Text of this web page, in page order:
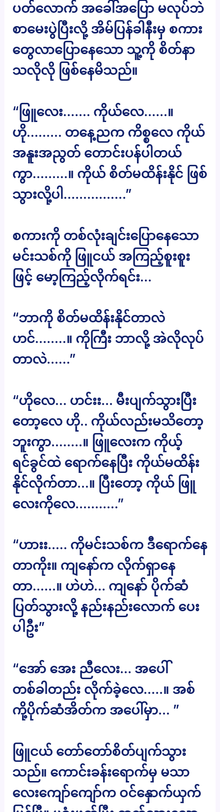
ပတ်လောက် အခေါ်အပြော မလုပ်ဘဲ
စာမေးပွဲပြီးလို့ အိမ်ပြန်ခါနီးမှ စကား
တွေလာပြောနေသော သူ့ကို စိတ်နာ
သလိုလို ဖြစ်နေမိသည်။
“ဖြူလေး……. ကိုယ်လေ……။
ဟို……… တနေ့ညက ကိစ္စလေ ကိုယ်
အနူးအညွတ် တောင်းပန်ပါတယ်
ကွာ………။ ကိုယ် စိတ်မထိန်းနိုင် ဖြစ်
သွားလို့ပါ…………….”
စကားကို တစ်လုံးချင်းပြောနေသော
မင်းသစ်ကို ဖြူငယ် အကြည့်စူးစူး
ဖြင့် မော့ကြည့်လိုက်ရင်း…
“ဘာကို စိတ်မထိန်းနိုင်တာလဲ
ဟင်……..။ ကိုကြီး ဘာလို့ အဲလိုလုပ်
တာလဲ……”
“ဟိုလေ… ဟင်းး… မီးပျက်သွားပြီး
တော့လေ ဟို.. ကိုယ်လည်းမသိတော့
ဘူးကွာ……..။ ဖြူလေးက ကိုယ့်
ရင်ခွင်ထဲ ရောက်နေပြီး ကိုယ်မထိန်း
နိုင်လိုက်တာ…။ ပြီးတော့ ကိုယ် ဖြူ
လေးကိုလေ………..”
“ဟားး….. ကိုမင်းသစ်က ဒီရောက်နေ
တာကိုး။ ကျနော်က လိုက်ရှာနေ
တာ……။ ဟဲဟဲ… ကျနော် ပိုက်ဆံ
ပြတ်သွားလို့ နည်းနည်းလောက် ပေး
ပါဦး”
“အော် အေး ညီလေး… အပေါ်
တစ်ခါတည်း လိုက်ခဲ့လေ…..။ အစ်
ကို့ပိုက်ဆံအိတ်က အပေါ်မှာ… ”
ဖြူငယ် တော်တော်စိတ်ပျက်သွား
သည်။ ကောင်းခန်းရောက်မှ မသာ
လေးကျော်ကျော်က ဝင်နှောက်ယှက်